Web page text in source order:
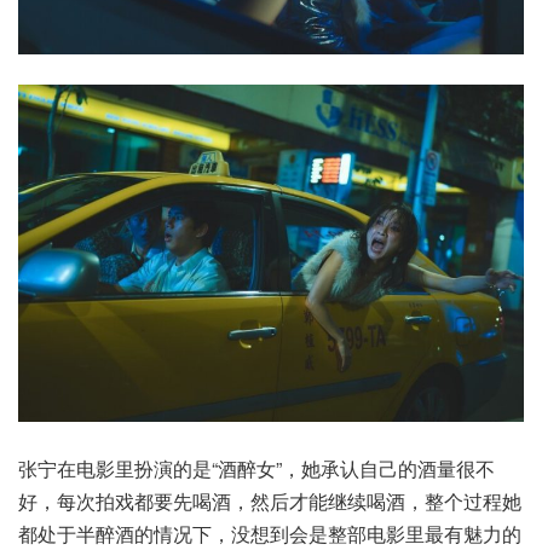
张宁在电影里扮演的是“酒醉女”，她承认自己的酒量很不
好，每次拍戏都要先喝酒，然后才能继续喝酒，整个过程她
都处于半醉酒的情况下，没想到会是整部电影里最有魅力的